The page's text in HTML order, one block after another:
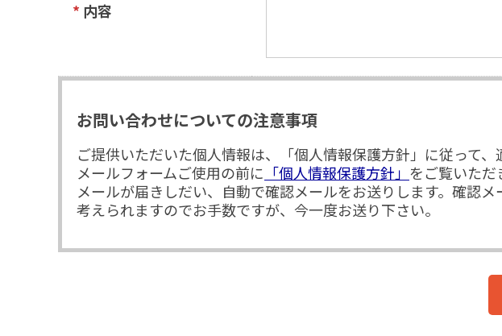
* 内容
お問い合わせについての注意事項
ご提供いただいた個人情報は、「個人情報保護方針」に従って、
メールフォームご使用の前に 「個人情報保護方針」 をご覧いただ
メールが届きしだい、自動で確認メールをお送りします。確認
考えられますのでお手数ですが、今一度お送り下さい。